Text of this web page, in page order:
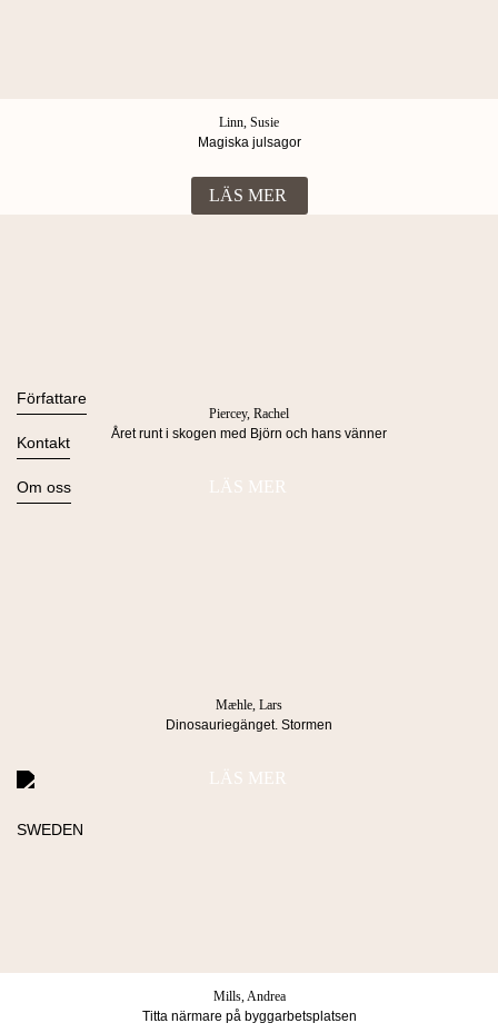
Linn, Susie
Magiska julsagor
LÄS MER
Piercey, Rachel
Året runt i skogen med Björn och hans vänner
LÄS MER
Mæhle, Lars
Dinosauriegänget. Stormen
LÄS MER
Mills, Andrea
Titta närmare på byggarbetsplatsen
Alla böcker
Ljudböcker
Nyheter
Författare
Se alla
Kontakt
Kontakta oss
Press
Om oss